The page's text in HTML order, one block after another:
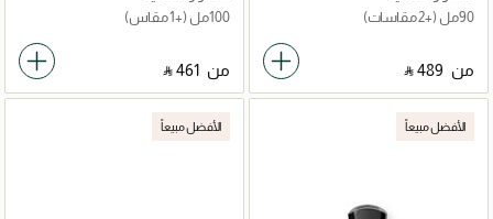
90مل (+2 مقاسات)
من ‎ ⃁ ⁦489⁩ ‎
100مل (+1 مقاس)
من ‎ ⃁ ⁦461⁩ ‎
الأفضل مبيعاً الأفضل مبيعاً